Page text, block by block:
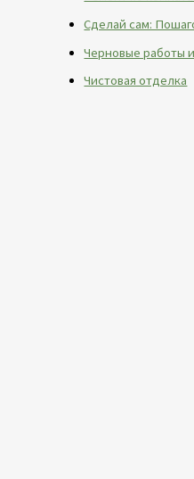
Сделай сам:
Черновые работы
Чистовая отделка